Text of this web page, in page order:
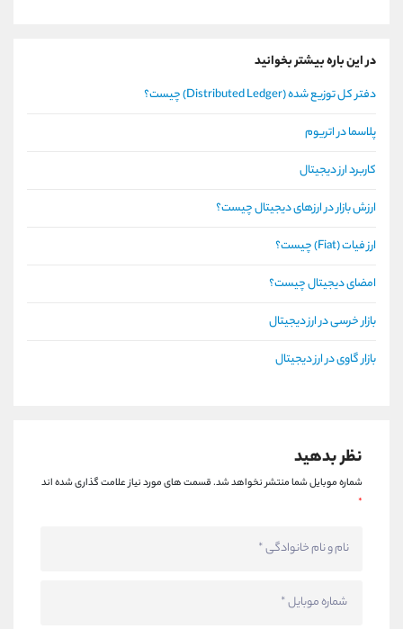
در این باره بیشتر بخوانید
دفتر کل توزیع شده (Distributed Ledger) چیست؟
پلاسما در اتریوم
کاربرد ارز دیجیتال
ارزش بازار در ارزهای دیجیتال چیست؟
ارز فیات (Fiat) چیست؟
امضای دیجیتال چیست؟
بازار خرسی در ارز دیجیتال
بازار گاوی در ارز دیجیتال
نظر بدهید
شماره موبایل شما منتشر نخواهد شد.قسمت های مورد نیاز علامت گذاری شده اند
*